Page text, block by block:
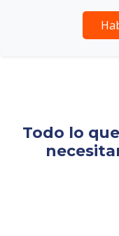
Todo lo